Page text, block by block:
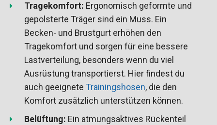
Tragekomfort: Ergonomisch geformte und
gepolsterte Träger sind ein Muss. Ein
Becken- und Brustgurt erhöhen den
Tragekomfort und sorgen für eine bessere
Lastverteilung, besonders wenn du viel
Ausrüstung transportierst. Hier findest du
auch geeignete Trainingshosen, die den
Komfort zusätzlich unterstützen können.
Belüftung: Ein atmungsaktives Rückenteil